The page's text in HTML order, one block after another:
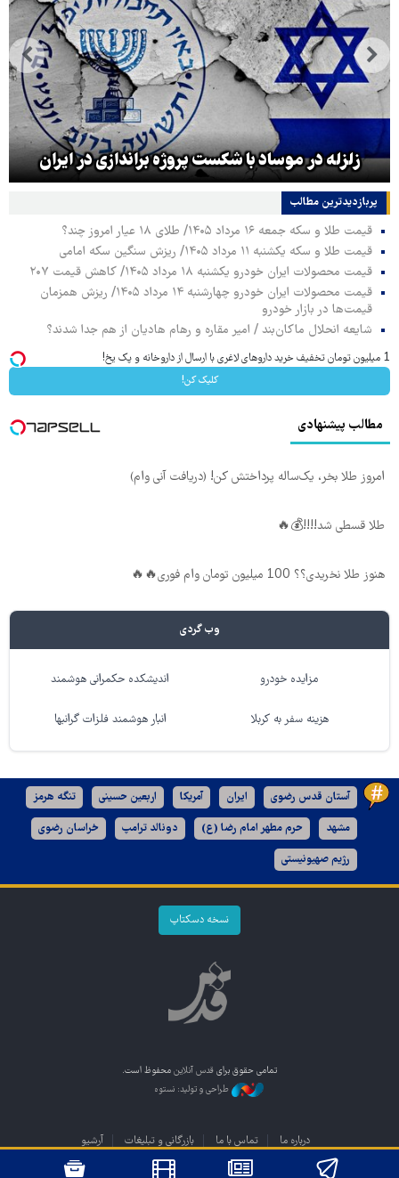
زلزله در موساد با شکست پروژه براندازی در ایران
پربازدیدترین‌ مطالب
قیمت طلا و سکه جمعه ۱۶ مرداد ۱۴۰۵/ طلای ۱۸ عیار امروز چند؟
قیمت طلا و سکه یکشنبه ۱۱ مرداد ۱۴۰۵/ ریزش سنگین سکه امامی
قیمت محصولات ایران خودرو یکشنبه ۱۸ مرداد ۱۴۰۵/ کاهش قیمت ۲۰۷
قیمت محصولات ایران خودرو چهارشنبه ۱۴ مرداد ۱۴۰۵/ ریزش همزمان
قیمت‌ها در بازار خودرو
شایعه انحلال ماکان‌بند / امیر مقاره و رهام هادیان از هم جدا شدند؟
1 میلیون تومان تخفیف خرید داروهای لاغری با ارسال از داروخانه و پک یخ!
کلیک کن!
مطالب پیشنهادی
امروز طلا بخر، یک‌ساله پرداختش کن! (دریافت آنی وام)
طلا قسطی شد!!!!💰🔥
هنوز طلا نخریدی؟؟ 100 میلیون تومان وام فوری🔥🔥
وب گردی
مزایده خودرو اندیشکده حکمرانی هوشمند
هزینه سفر به کربلا انبار هوشمند فلزات گرانبها
آستان قدس رضوی ایران آمریکا اربعین حسینی تنگه هرمز
مشهد حرم مطهر امام رضا (ع) دونالد ترامپ خراسان رضوی
رژیم صهیونیستی
نسخه دسکتاپ
تمامی حقوق برای قدس آنلاین محفوظ است.
طراحی و تولید: نستوه
درباره ما تماس با ما بازرگانی و تبلیغات آرشیو